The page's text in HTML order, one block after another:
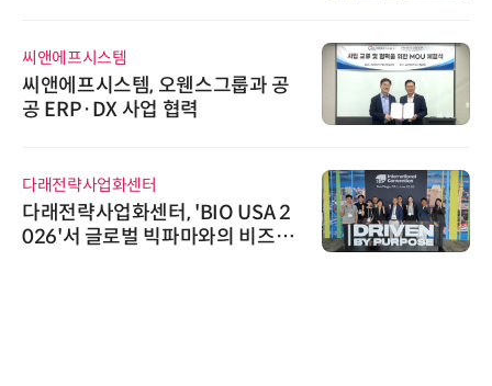
씨앤에프시스템
씨앤에프시스템, 오웬스그룹과 공
공 ERP·DX 사업 협력
다래전략사업화센터
다래전략사업화센터, 'BIO USA 2
026'서 글로벌 빅파마와의 비즈니